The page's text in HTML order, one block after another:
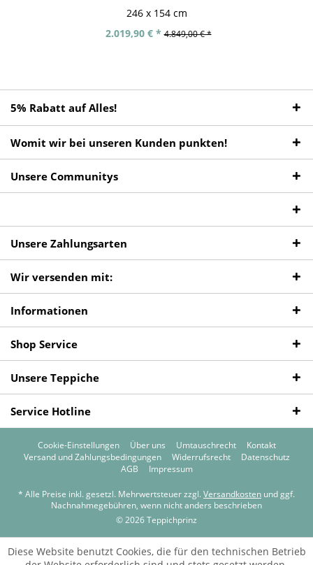
246 x 154 cm
2.019,90 € * 4.849,00 € *
5% Rabatt auf Alles!
Womit wir bei unseren Kunden punkten!
Unsere Communitys
Unsere Zahlungsarten
Wir versenden mit:
Informationen
Shop Service
Unsere Teppiche
Service Hotline
Cookie-Einstellungen Über uns Umtauschrecht
Kontakt
Versand und Zahlungsbedingungen
Widerrufsrecht
Datenschutz
AGB
Impressum
* Alle Preise inkl. gesetzl. Mehrwertsteuer zzgl. Versandkosten und ggf.
Nachnahmegebühren, wenn nicht anders beschrieben
© 2026 Teppichprinz
Diese Website benutzt Cookies, die für den technischen Betrieb